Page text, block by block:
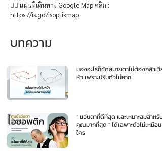
👉🏻 แผนที่เดินทาง Google Map คลิก :
https://is.gd/isoptikmap
บทความ
มองอะไรก็ชัดสบายตาไม่ต้องกลัวเวีย
หัว เพราะปรับตัวไม่ยาก
“ แว่นตาที่ดีที่สุด และเหมาะสมสำหรับ
คุณมากที่สุด ” ได้เฉพาะตัวไม่เหมือน
ใคร